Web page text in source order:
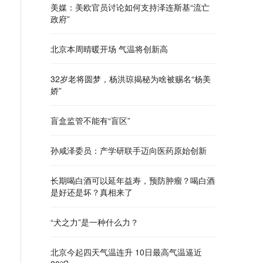
美媒：美欧官员讨论如何支持泽连斯基“流亡
政府”
北京本周晴暖开场 气温将创新高
32岁老将圆梦，杨洪琼揭秘为啥被赐名“杨美
娇”
盲盒监管不能有“盲区”
孙咸泽委员：产学研联手迈向医药原始创新
长期喝白酒可以延年益寿，预防肿瘤？喝白酒
是好还是坏？真相来了
“犬之力”是一种什么力？
北京今起四天气温连升 10日最高气温逼近